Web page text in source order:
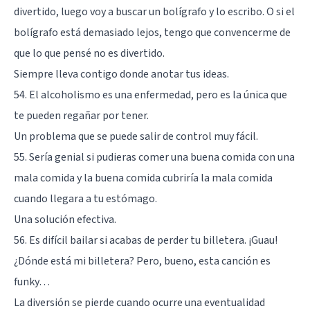
divertido, luego voy a buscar un bolígrafo y lo escribo. O si el
bolígrafo está demasiado lejos, tengo que convencerme de
que lo que pensé no es divertido.
Siempre lleva contigo donde anotar tus ideas.
54. El alcoholismo es una enfermedad, pero es la única que
te pueden regañar por tener.
Un problema que se puede salir de control muy fácil.
55. Sería genial si pudieras comer una buena comida con una
mala comida y la buena comida cubriría la mala comida
cuando llegara a tu estómago.
Una solución efectiva.
56. Es difícil bailar si acabas de perder tu billetera. ¡Guau!
¿Dónde está mi billetera? Pero, bueno, esta canción es
funky…
La diversión se pierde cuando ocurre una eventualidad